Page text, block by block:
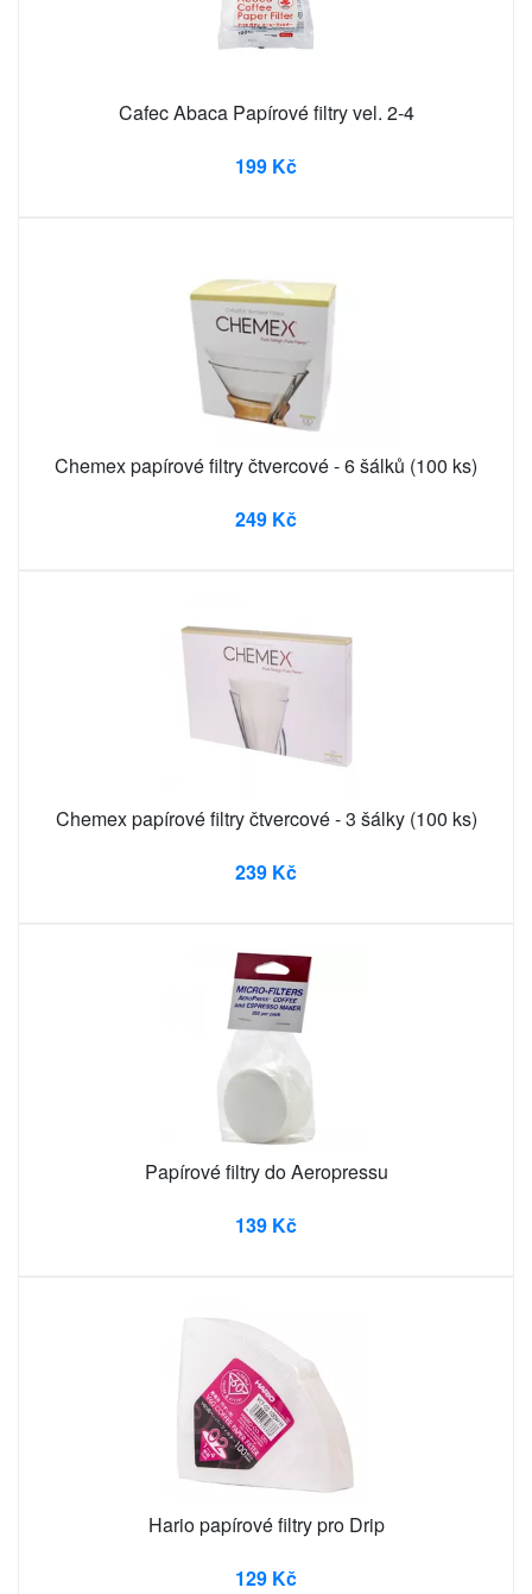
Cafec Abaca Papírové filtry vel. 2-4
199 Kč
Chemex papírové filtry čtvercové - 6 šálků (100 ks)
249 Kč
Chemex papírové filtry čtvercové - 3 šálky (100 ks)
239 Kč
Papírové filtry do Aeropressu
139 Kč
Hario papírové filtry pro Drip
129 Kč